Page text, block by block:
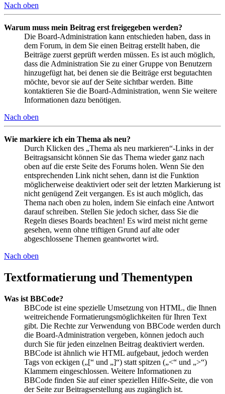
Nach oben
Warum muss mein Beitrag erst freigegeben werden?
Die Board-Administration kann entschieden haben, dass in
dem Forum, in dem Sie einen Beitrag erstellt haben, die
Beiträge zuerst geprüft werden müssen. Es ist auch möglich,
dass die Administration Sie zu einer Gruppe von Benutzern
hinzugefügt hat, bei denen sie die Beiträge erst begutachten
möchte, bevor sie auf der Seite sichtbar werden. Bitte
kontaktieren Sie die Board-Administration, wenn Sie weitere
Informationen dazu benötigen.
Nach oben
Wie markiere ich ein Thema als neu?
Durch Klicken des „Thema als neu markieren“-Links in der
Beitragsansicht können Sie das Thema wieder ganz nach
oben auf die erste Seite des Forums holen. Wenn Sie den
entsprechenden Link nicht sehen, dann ist die Funktion
möglicherweise deaktiviert oder seit der letzten Markierung ist
nicht genügend Zeit vergangen. Es ist auch möglich, das
Thema nach oben zu holen, indem Sie einfach eine Antwort
darauf schreiben. Stellen Sie jedoch sicher, dass Sie die
Regeln dieses Boards beachten! Es wird meist nicht gerne
gesehen, wenn ohne triftigen Grund auf alte oder
abgeschlossene Themen geantwortet wird.
Nach oben
Textformatierung und Thementypen
Was ist BBCode?
BBCode ist eine spezielle Umsetzung von HTML, die Ihnen
weitreichende Formatierungsmöglichkeiten für Ihren Text
gibt. Die Rechte zur Verwendung von BBCode werden durch
die Board-Administration vergeben, können jedoch auch
durch Sie für jeden einzelnen Beitrag deaktiviert werden.
BBCode ist ähnlich wie HTML aufgebaut, jedoch werden
Tags von eckigen („[“ und „]“) statt spitzen („<“ und „>“)
Klammern eingeschlossen. Weitere Informationen zu
BBCode finden Sie auf einer speziellen Hilfe-Seite, die von
der Seite zur Beitragserstellung aus zugänglich ist.